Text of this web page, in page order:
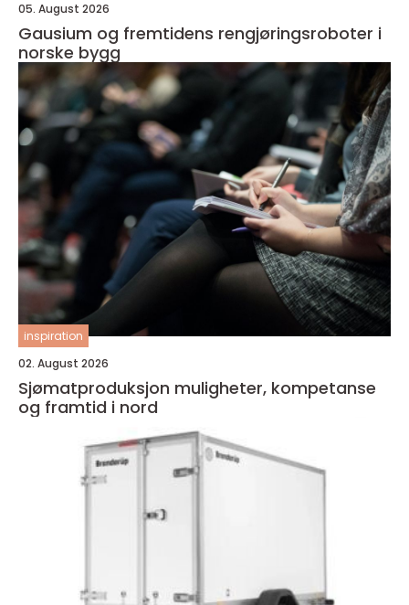
05. August 2026
Gausium og fremtidens rengjøringsroboter i
norske bygg
inspiration
02. August 2026
Sjømatproduksjon muligheter, kompetanse
og framtid i nord